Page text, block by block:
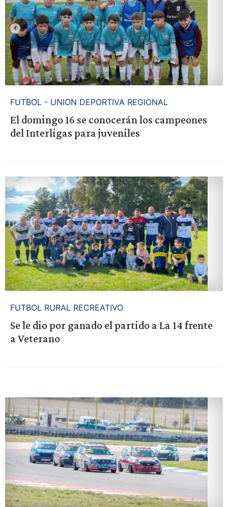
FUTBOL - UNION DEPORTIVA REGIONAL
El domingo 16 se conocerán los campeones
del Interligas para juveniles
FUTBOL RURAL RECREATIVO
Se le dio por ganado el partido a La 14 frente
a Veterano